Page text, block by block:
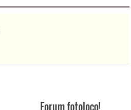
Forum fotoloco!